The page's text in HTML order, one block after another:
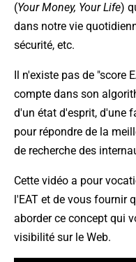
(Your Money, Your Life)
dans notre vie
sécurité, etc.
Il n'existe pas de "score
compte dans son
d'un état d'esprit, d'une
pour répondre de la
de recherche des
Cette vidéo a pour
l'EAT et de vous fournir
aborder ce concept qui
visibilité sur le Web.